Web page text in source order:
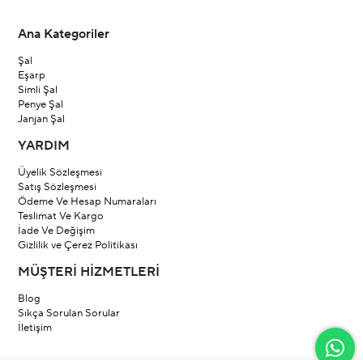
Ana Kategoriler
Şal
Eşarp
Simli Şal
Penye Şal
Janjan Şal
YARDIM
Üyelik Sözleşmesi
Satış Sözleşmesi
Ödeme Ve Hesap Numaraları
Teslimat Ve Kargo
İade Ve Değişim
Gizlilik ve Çerez Politikası
MÜŞTERİ HİZMETLERİ
Blog
Sıkça Sorulan Sorular
İletişim